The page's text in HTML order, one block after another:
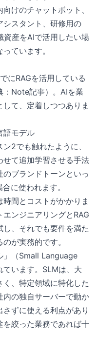
けのチャットボット、
シスタント、研修用の
資産をAIで活用したい場
ています。
にRAGを活用している
Note記事）。AIを業
て、定着しつつありま
語モデル
2でも触れたように、
せて追加学習させる手法
ブランドトーンといっ
に使われます。
間とコストがかかりま
ンジニアリングとRAG
、それでも要件を満た
が実務的です。
」（Small Language
ています。SLMは、大
、特定領域に特化した
内の独自サーバーで動か
ずに使える利点があり
を絞った業務であれば十